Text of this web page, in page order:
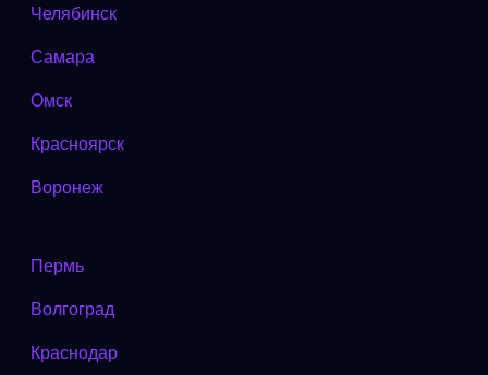
Челябинск
Самара
Омск
Красноярск
Воронеж
Пермь
Волгоград
Краснодар